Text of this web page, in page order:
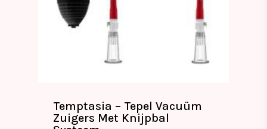
Temptasia – Tepel Vacuüm
Zuigers Met Knijpbal